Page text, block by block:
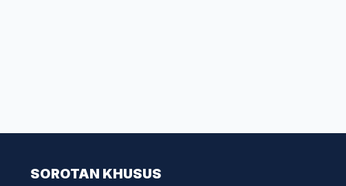
SOROTAN KHUSUS